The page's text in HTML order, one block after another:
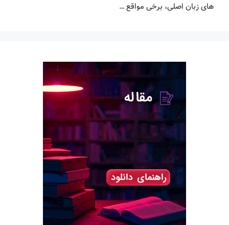
های زبان اصلی، برخی مواقع …